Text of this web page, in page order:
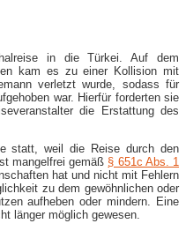
in die Türkei. Auf dem
kam es zu einer Kollision mit
verletzt wurde, sodass für
war. Hierfür forderten sie
die Erstattung des
statt, weil die Reise durch den
mangelfrei gemäß § 651c Abs. 1
hat und nicht mit Fehlern
zu dem gewöhnlichen oder
aufheben oder mindern. Eine
länger möglich gewesen.